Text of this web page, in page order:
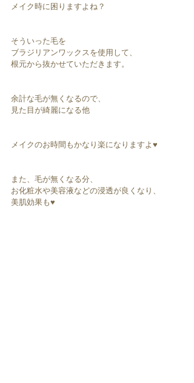
メイク時に困りますよね？
そういった毛を
ブラジリアンワックスを使用して、
根元から抜かせていただきます。
余計な毛が無くなるので、
見た目が綺麗になる他
メイクのお時間もかなり楽になりますよ♥︎︎
また、毛が無くなる分、
お化粧水や美容液などの浸透が良くなり、
美肌効果も♥︎︎